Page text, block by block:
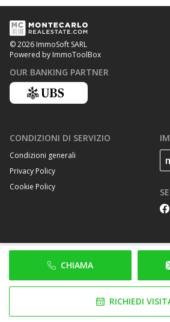
CHIAMA
RICHIEDI
© 2026 ImmoSoft SARL
Powered by ImmoToolBox
OUR BANKING PARTNER
CONDIZIONI DI SERVIZIO
Condizioni generali
Privacy Policy
Cookie Policy